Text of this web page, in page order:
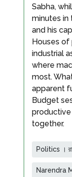
Sabha,
minutes in
and his
Houses
industrial
where
most.
apparent
Budget
productive
together.
Politics ।
Narendra